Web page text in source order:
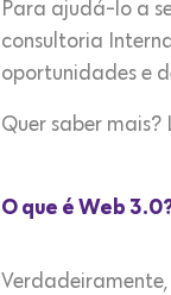
Para ajudá-lo a
consultoria
oportunidades e
Quer saber mais?
O que é Web